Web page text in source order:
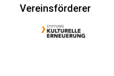
Vereinsförderer